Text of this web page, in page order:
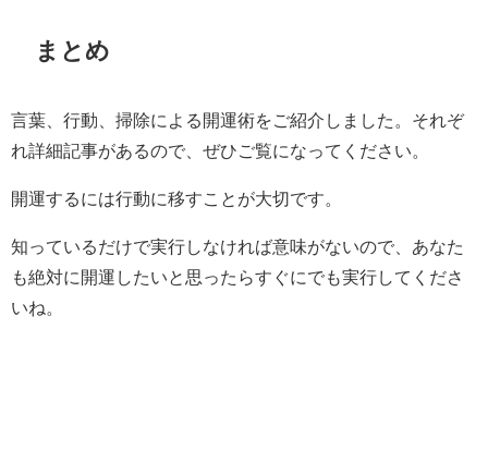
まとめ
言葉、行動、掃除による開運術をご紹介しました。それぞ
れ詳細記事があるので、ぜひご覧になってください。
開運するには行動に移すことが大切です。
知っているだけで実行しなければ意味がないので、あなた
も絶対に開運したいと思ったらすぐにでも実行してくださ
いね。